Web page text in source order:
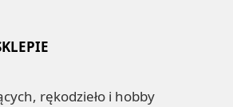
rękodzieło i hobby